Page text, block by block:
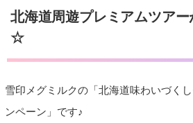
北海道周遊プレミアムツア
☆
雪印メグミルクの「北海道味わいづく
ンペーン」です♪